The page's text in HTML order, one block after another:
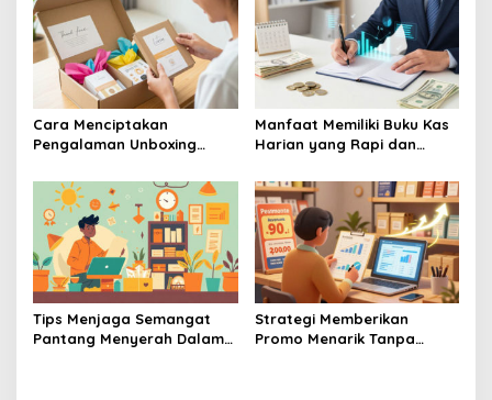
Cara Menciptakan
Pengalaman Unboxing
Pembeli Online Produk
UMKM
Manfaat Memiliki Buku Kas
Harian yang Rapi dan
Tips Menjaga Semangat
Pantang Menyerah Dalam
Strategi Memberikan
Promo Menarik Tanpa